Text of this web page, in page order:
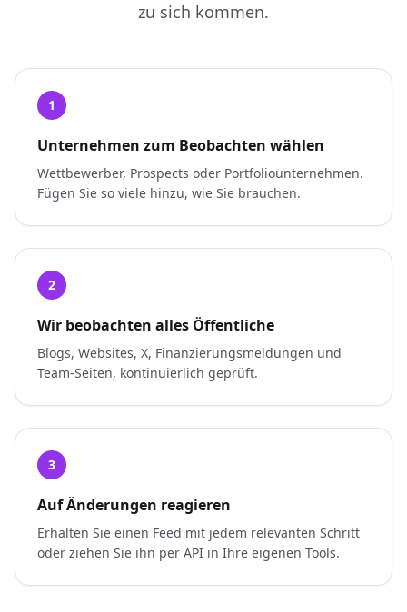
zu sich kommen.
1
Unternehmen zum Beobachten wählen
Wettbewerber, Prospects oder Portfoliounternehmen.
Fügen Sie so viele hinzu, wie Sie brauchen.
2
Wir beobachten alles Öffentliche
Blogs, Websites, X, Finanzierungsmeldungen und
Team-Seiten, kontinuierlich geprüft.
3
Auf Änderungen reagieren
Erhalten Sie einen Feed mit jedem relevanten Schritt
oder ziehen Sie ihn per API in Ihre eigenen Tools.